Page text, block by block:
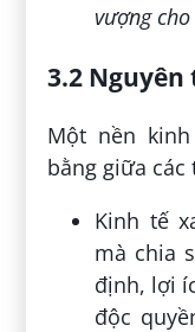
vượng
3.2 Nguyên
Một nền
bằng giữa các
Kinh tế
mà chia
định, lợi
độc